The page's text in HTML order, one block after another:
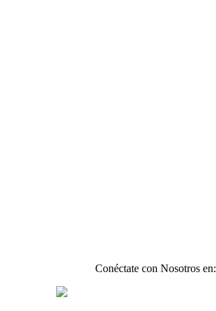
Conéctate con Nosotros en: